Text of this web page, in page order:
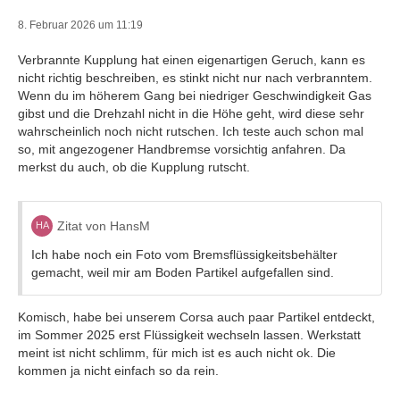
8. Februar 2026 um 11:19
Verbrannte Kupplung hat einen eigenartigen Geruch, kann es
nicht richtig beschreiben, es stinkt nicht nur nach verbranntem.
Wenn du im höherem Gang bei niedriger Geschwindigkeit Gas
gibst und die Drehzahl nicht in die Höhe geht, wird diese sehr
wahrscheinlich noch nicht rutschen. Ich teste auch schon mal
so, mit angezogener Handbremse vorsichtig anfahren. Da
merkst du auch, ob die Kupplung rutscht.
Zitat von HansM
Ich habe noch ein Foto vom Bremsflüssigkeitsbehälter
gemacht, weil mir am Boden Partikel aufgefallen sind.
Komisch, habe bei unserem Corsa auch paar Partikel entdeckt,
im Sommer 2025 erst Flüssigkeit wechseln lassen. Werkstatt
meint ist nicht schlimm, für mich ist es auch nicht ok. Die
kommen ja nicht einfach so da rein.